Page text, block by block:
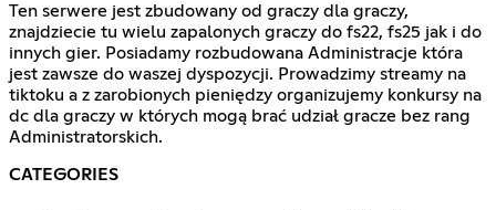
Ten serwere jest zbudowany od graczy dla graczy,
znajdziecie tu wielu zapalonych graczy do fs22, fs25 jak i do
innych gier. Posiadamy rozbudowana Administracje która
jest zawsze do waszej dyspozycji. Prowadzimy streamy na
tiktoku a z zarobionych pieniędzy organizujemy konkursy na
dc dla graczy w których mogą brać udział gracze bez rang
Administratorskich.
CATEGORIES